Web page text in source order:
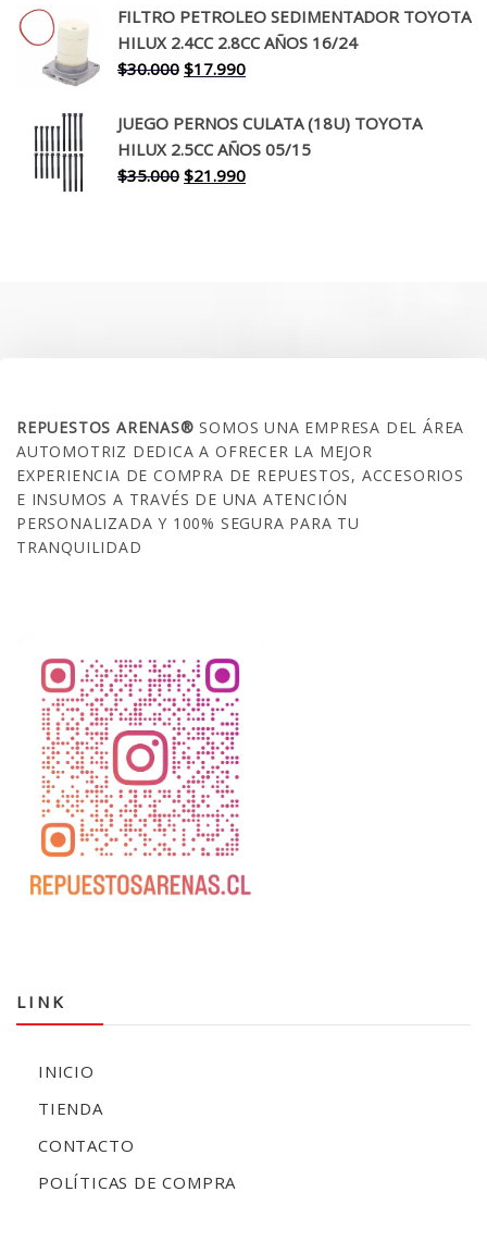
original
era:
$260.000.
actual
es:
FILTRO PETROLEO SEDIMENTADOR TOYOTA
HILUX 2.4CC 2.8CC AÑOS 16/24
$30.000 El
original
era:
$30.000.
$17.990El
actual
es:
$17.990.
JUEGO PERNOS CULATA (18U) TOYOTA
HILUX 2.5CC AÑOS 05/15
$35.000 El
$21.990El
REPUESTOS ARENAS®SOMOS UNA EMPRESA DEL ÁREA
AUTOMOTRIZ DEDICA A OFRECER LA MEJOR
EXPERIENCIA DE COMPRA DE REPUESTOS, ACCESORIOS
E INSUMOS A TRAVÉS DE UNA ATENCIÓN
PERSONALIZADA Y 100% SEGURA PARA TU
TRANQUILIDAD
LINK
INICIO
TIENDA
CONTACTO
POLÍTICAS DE COMPRA